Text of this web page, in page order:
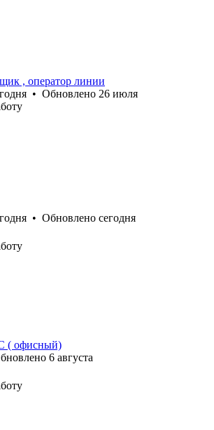
, оператор линии
• Обновлено 26 июля
• Обновлено сегодня
( офисный)
6 августа